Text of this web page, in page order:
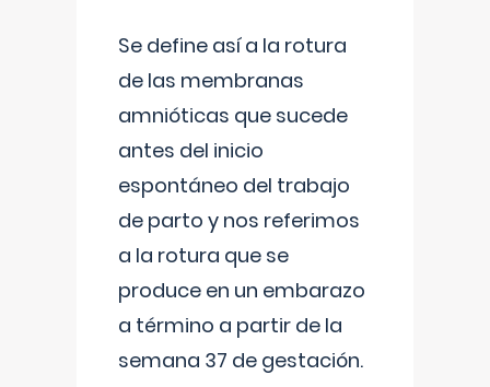
Se define así a la rotura
de las membranas
amnióticas que sucede
antes del inicio
espontáneo del trabajo
de parto y nos referimos
a la rotura que se
produce en un embarazo
a término a partir de la
semana 37 de gestación.